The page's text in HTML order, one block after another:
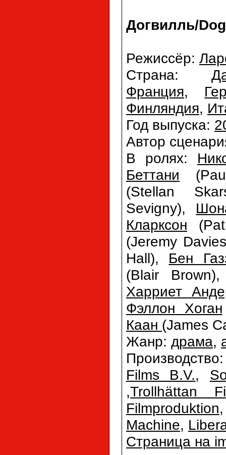
Догвилль/
Режиссёр:
Страна:
Франция,
Финляндия,
Год выпуска:
Автор
В ролях:
Беттани
(Stellan
Sevigny),
Кларксон
(Jeremy
Hall), Бен
(Blair
Харриет
Фэллон Хоган
Каан (James
Жанр: драма,
Films B.V.,
,Trollhättan
Filmproduktion
Machine,
Страница на